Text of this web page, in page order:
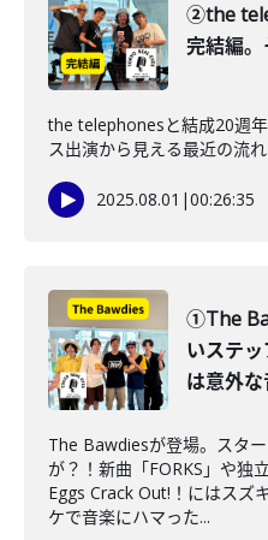
②the
完結編。
the telephonesと結成20週
ス出演から見える最近の流
2025.08.01 |00:26:35
①The
いステ
は意外
The Bawdiesが登場。スタ
が？！新曲「FORKS」や独
Eggs Crack Out!！にはスズ
ケで音楽にハマった...